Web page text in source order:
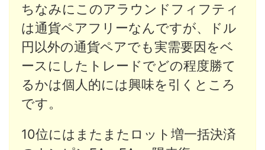
ちなみにこのアラウンドフィフティ
は通貨ペアフリーなんですが、ドル
円以外の通貨ペアでも実需要因をベ
ースにしたトレードでどの程度勝て
るかは個人的には興味を引くところ
です。
10位にはまたまたロット増一括決済